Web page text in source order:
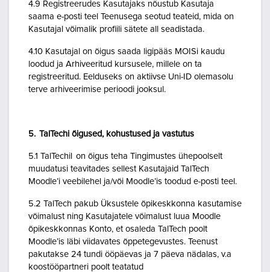
4.9 Registreerudes Kasutajaks nõustub Kasutaja
saama e-posti teel Teenusega seotud teateid, mida on
Kasutajal võimalik profiili sätete all seadistada.
4.10 Kasutajal on õigus saada ligipääs MOISi kaudu
loodud ja Arhiveeritud kursusele, millele on ta
registreeritud. Eelduseks on aktiivse Uni-ID olemasolu
terve arhiveerimise perioodi jooksul.
5. TalTechi õigused, kohustused ja vastutus
5.1 TalTechil on õigus teha Tingimustes ühepoolselt
muudatusi teavitades sellest Kasutajaid TalTech
Moodle’i veebilehel ja/või Moodle’is toodud e-posti teel.
5.2 TalTech pakub Üksustele õpikeskkonna kasutamise
võimalust ning Kasutajatele võimalust luua Moodle
õpikeskkonnas Konto, et osaleda TalTech poolt
Moodle’is läbi viidavates õppetegevustes. Teenust
pakutakse 24 tundi ööpäevas ja 7 päeva nädalas, v.a
koostööpartneri poolt teatatud